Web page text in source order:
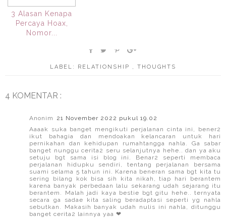
3 Alasan Kenapa
Percaya Hoax,
Nomor...
LABEL: RELATIONSHIP THOUGHTS
4 KOMENTAR :
Anonim
21 November 2022 pukul 19.02
Aaaak suka banget mengikuti perjalanan cinta ini, bener2
ikut bahagia dan mendoakan kelancaran untuk hari
pernikahan dan kehidupan rumahtangga nahla. Ga sabar
banget nunggu cerita2 seru selanjutnya hehe.. dan ya aku
setuju bgt sama isi blog ini. Benar2 seperti membaca
perjalanan hidupku sendiri, tentang perjalanan bersama
suami selama 5 tahun ini. Karena beneran sama bgt kita tu
sering bilang kok bisa sih kita nikah, tiap hari berantem
karena banyak perbedaan lalu sekarang udah sejarang itu
berantem. Malah jadi kaya bestie bgt gitu hehe.. ternyata
secara ga sadae kita saling beradaptasi seperti yg nahla
sebutkan. Makasih banyak udah nulis ini nahla, ditunggu
banget cerita2 lainnya yaa ❤